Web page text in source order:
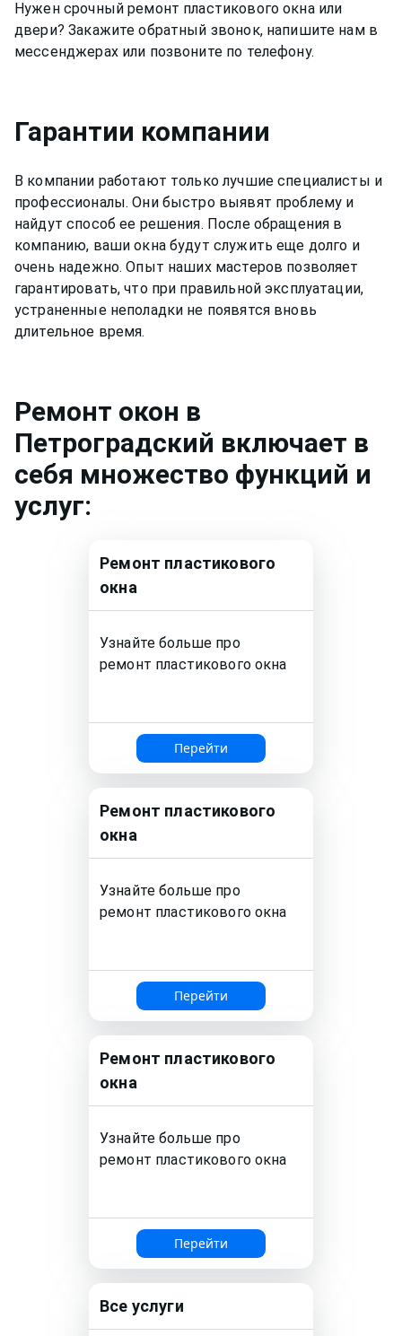
пластиковом окне в Петроградский позвоните
+7(812)9563854 и вызовите мастера для ремонта
фурнитуры пластикового окна в Петроградский
Нужен срочный ремонт пластикового окна или
двери? Закажите обратный звонок, напишите нам в
мессенджерах или позвоните по телефону.
Гарантии компании
В компании работают только лучшие специалисты и
профессионалы. Они быстро выявят проблему и
найдут способ ее решения. После обращения в
компанию, ваши окна будут служить еще долго и
очень надежно. Опыт наших мастеров позволяет
гарантировать, что при правильной эксплуатации,
устраненные неполадки не появятся вновь
длительное время.
Ремонт окон в
Петроградский включает в
себя множество функций и
услуг:
Ремонт пластикового
окна
Узнайте больше про
ремонт пластикового окна
Перейти
Ремонт пластикового
окна
Узнайте больше про
ремонт пластикового окна
Перейти
Ремонт пластикового
окна
Узнайте больше про
ремонт пластикового окна
Перейти
Все услуги